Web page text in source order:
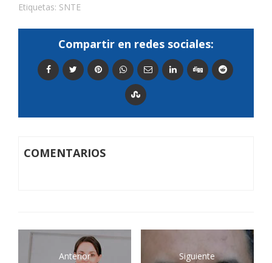
Etiquetas: SNTE
Compartir en redes sociales:
COMENTARIOS
Anterior Siguiente